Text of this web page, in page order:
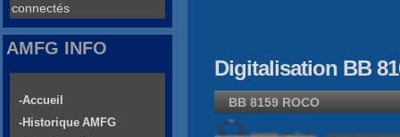
Digitalisation BB
BB 8159 ROCO
connectés
AMFG INFO
-Accueil
-Historique AMFG